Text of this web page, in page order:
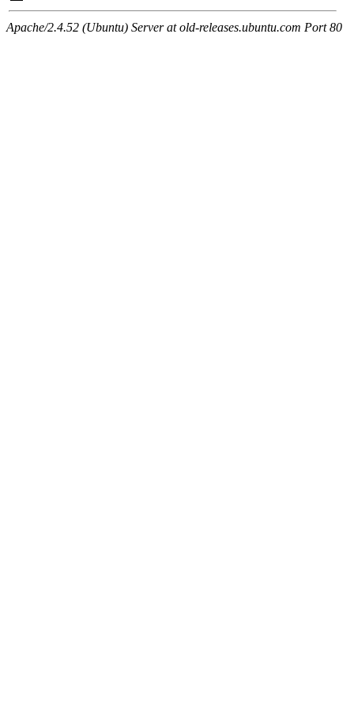
Apache/2.4.52 (Ubuntu) Server at old-releases.ubuntu.com Port 80